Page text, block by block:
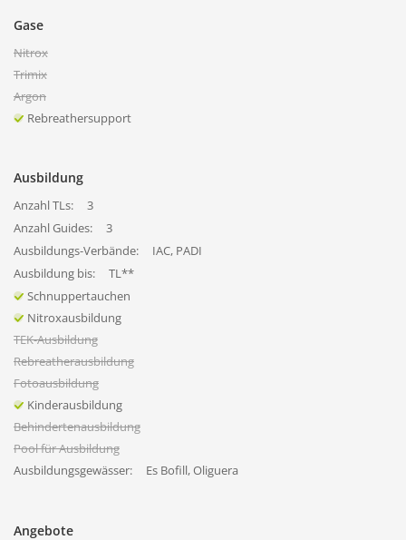
Gase
Nitrox
Trimix
Argon
Rebreathersupport
Ausbildung
Anzahl TLs:
3
Anzahl Guides:
3
Ausbildungs-Verbände:
IAC, PADI
Ausbildung bis:
TL**
Schnuppertauchen
Nitroxausbildung
TEK-Ausbildung
Rebreatherausbildung
Fotoausbildung
Kinderausbildung
Behindertenausbildung
Pool für Ausbildung
Ausbildungsgewässer:
Es Bofill, Oliguera
Angebote